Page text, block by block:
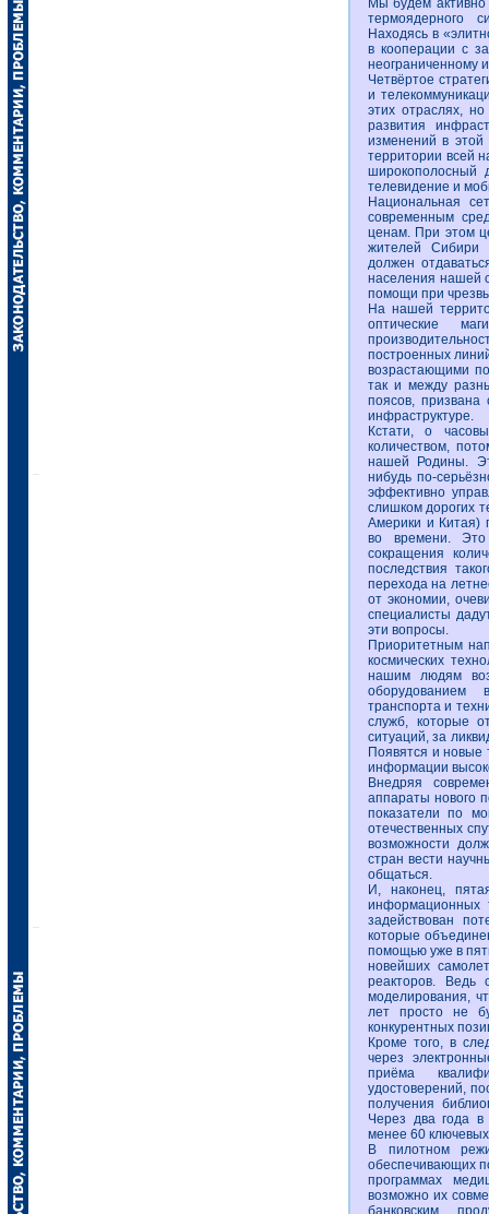
Мы будем активно
термоядерного
Находясь в
в кооперации с
неограниченному
Четвёртое
и
этих отраслях,
развития
изменений в
территории всей
широкополосный
телевидение и
Национальная
современным
ценам. При этом
жителей Сибири
должен
населения нашей
помощи при
На нашей
оптические
построенных
возрастающими
так и между
поясов,
инфраструктуре.
Кстати, о
количеством,
нашей Родины.
нибудь по-
эффективно
слишком дорогих
Америки и Китая)
во времени. Это
сокращения
последствия
перехода на
от экономии,
специалисты
эти вопросы.
Приоритетным
космических
нашим людям
оборудованием
транспорта и
служб, которые
ситуаций, за
Появятся и новые
информации
Внедряя
аппараты нового
показатели по
отечественных
возможности
стран вести
общаться.
И, наконец,
информационных
задействован
которые
помощью уже в
новейших
реакторов. Ведь
моделирования,
лет просто не
конкурентных
Кроме того, в
через
приёма
удостоверений,
получения
Через два года в
менее 60 ключевых
В пилотном
обеспечивающих
программах
возможно их
банковским